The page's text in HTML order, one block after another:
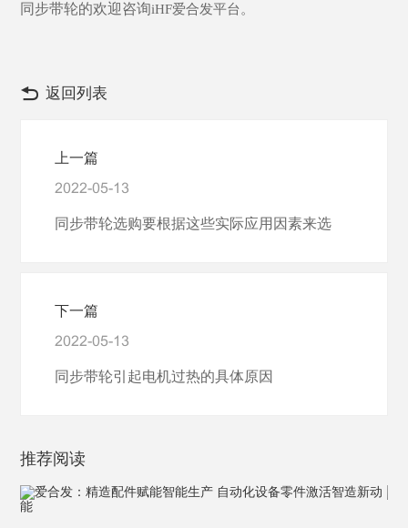
同步带轮的欢迎咨询iHF爱合发平台。
返回列表
上一篇
2022-05-13
同步带轮选购要根据这些实际应用因素来选
下一篇
2022-05-13
同步带轮引起电机过热的具体原因
推荐阅读